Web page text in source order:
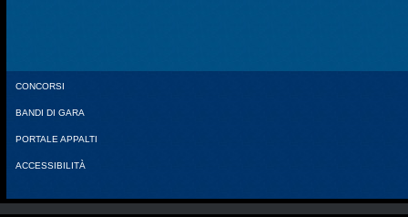
CONCORSI
BANDI DI GARA
PORTALE APPALTI
ACCESSIBILITÀ